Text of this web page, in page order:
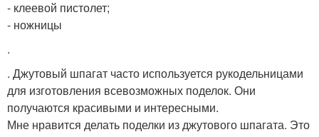
- клеевой пистолет;
- ножницы
.
. Джутовый шпагат часто используется рукодельницами
для изготовления всевозможных поделок. Они
получаются красивыми и интересными.
Мне нравится делать поделки из джутового шпагата. Это